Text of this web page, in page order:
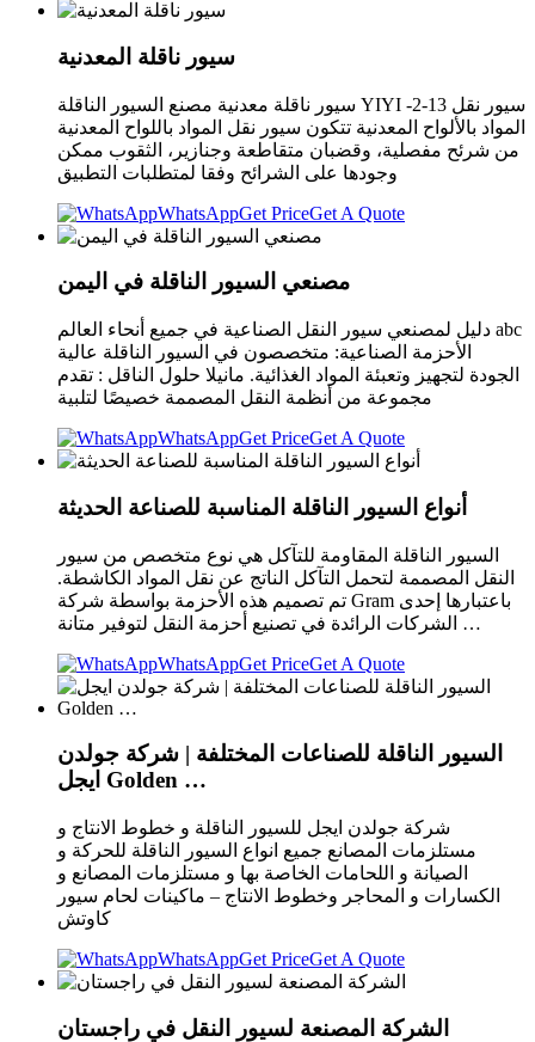
سيور ناقلة المعدنية
سيور ناقلة معدنية مصنع السيور الناقلة YIYI -2-13 سيور نقل
المواد بالألواح المعدنية تتكون سيور نقل المواد باللواح المعدنية
من شرئح مفصلية، وقضبان متقاطعة وجنازير، الثقوب ممكن
وجودها على الشرائح وفقا لمتطلبات التطبيق
WhatsAppGet PriceGet A Quote
مصنعي السيور الناقلة في اليمن
دليل لمصنعي سيور النقل الصناعية في جميع أنحاء العالم abc
الأحزمة الصناعية: متخصصون في السيور الناقلة عالية
الجودة لتجهيز وتعبئة المواد الغذائية. مانيلا حلول الناقل : تقدم
مجموعة من أنظمة النقل المصممة خصيصًا لتلبية
WhatsAppGet PriceGet A Quote
أنواع السيور الناقلة المناسبة للصناعة الحديثة
السيور الناقلة المقاومة للتآكل هي نوع متخصص من سيور
النقل المصممة لتحمل التآكل الناتج عن نقل المواد الكاشطة.
تم تصميم هذه الأحزمة بواسطة شركة Gram باعتبارها إحدى
الشركات الرائدة في تصنيع أحزمة النقل لتوفير متانة …
WhatsAppGet PriceGet A Quote
السيور الناقلة للصناعات المختلفة | شركة جولدن
ايجل Golden …
شركة جولدن ايجل للسيور الناقلة و خطوط الانتاج و
مستلزمات المصانع جميع انواع السيور الناقلة للحركة و
الصيانة و اللحامات الخاصة بها و مستلزمات المصانع و
الكسارات و المحاجر وخطوط الانتاج – ماكينات لحام سيور
كاوتش
WhatsAppGet PriceGet A Quote
الشركة المصنعة لسيور النقل في راجستان